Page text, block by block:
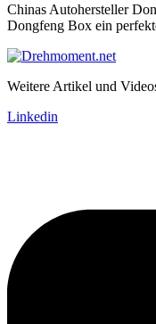
Chinas Autohersteller
Dongfeng Box ein
Weitere Artikel und
Linkedin